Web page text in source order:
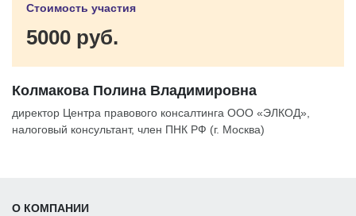
Колмакова Полина Владимировна
директор Центра правового консалтинга ООО «ЭЛКОД»,
налоговый консультант, член ПНК РФ (г. Москва)
Стоимость участия
5000 руб.
О КОМПАНИИ